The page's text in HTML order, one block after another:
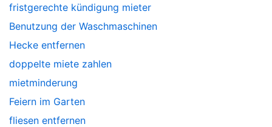
fristgerechte kündigung mieter
Benutzung der Waschmaschinen
Hecke entfernen
doppelte miete zahlen
mietminderung
Feiern im Garten
fliesen entfernen